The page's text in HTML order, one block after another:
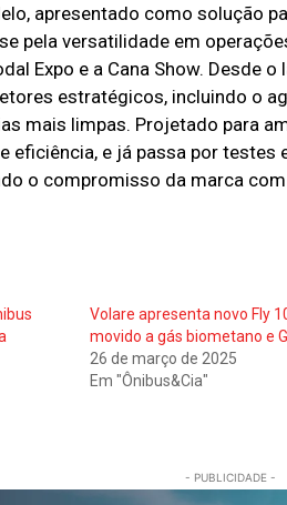
apresentado como solução
pela versatilidade em
Expo e a Cana Show. Desde
estratégicos, incluindo o
mais limpas. Projetado para
eficiência, e já passa por testes
o compromisso da marca
Volare apresenta novo Fly
movido a gás biometano e
26 de março de 2025
Em "Ônibus&Cia"
- PUBLICIDADE -